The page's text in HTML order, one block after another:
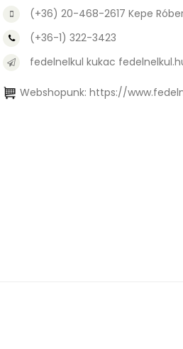
(+36) 20-468-2617 Kepe
(+36-1) 322-3423
fedelnelkul kukac
Webshopunk: https://